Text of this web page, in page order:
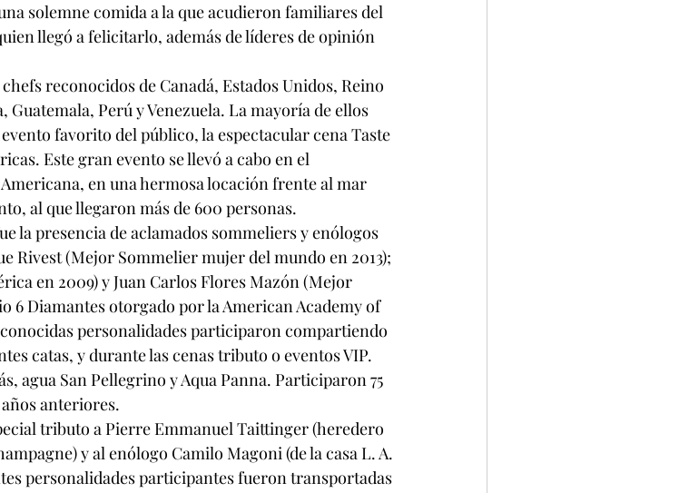
solemne comida a la que acudieron familiares del
llegó a felicitarlo, además de líderes de opinión
reconocidos de Canadá, Estados Unidos, Reino
Perú y Venezuela. La mayoría de ellos
favorito del público, la espectacular cena Taste
Este gran evento se llevó a cabo en el
en una hermosa locación frente al mar
al que llegaron más de 600 personas.
la presencia de aclamados sommeliers y enólogos
Rivest (Mejor Sommelier mujer del mundo en 2013);
en 2009) y Juan Carlos Flores Mazón (Mejor
6 Diamantes otorgado por la American Academy of
personalidades participaron compartiendo
catas, y durante las cenas tributo o eventos VIP.
agua San Pellegrino y Aqua Panna. Participaron 75
anteriores.
tributo a Pierre Emmanuel Taittinger (heredero
y al enólogo Camilo Magoni (de la casa L. A.
personalidades participantes fueron transportadas